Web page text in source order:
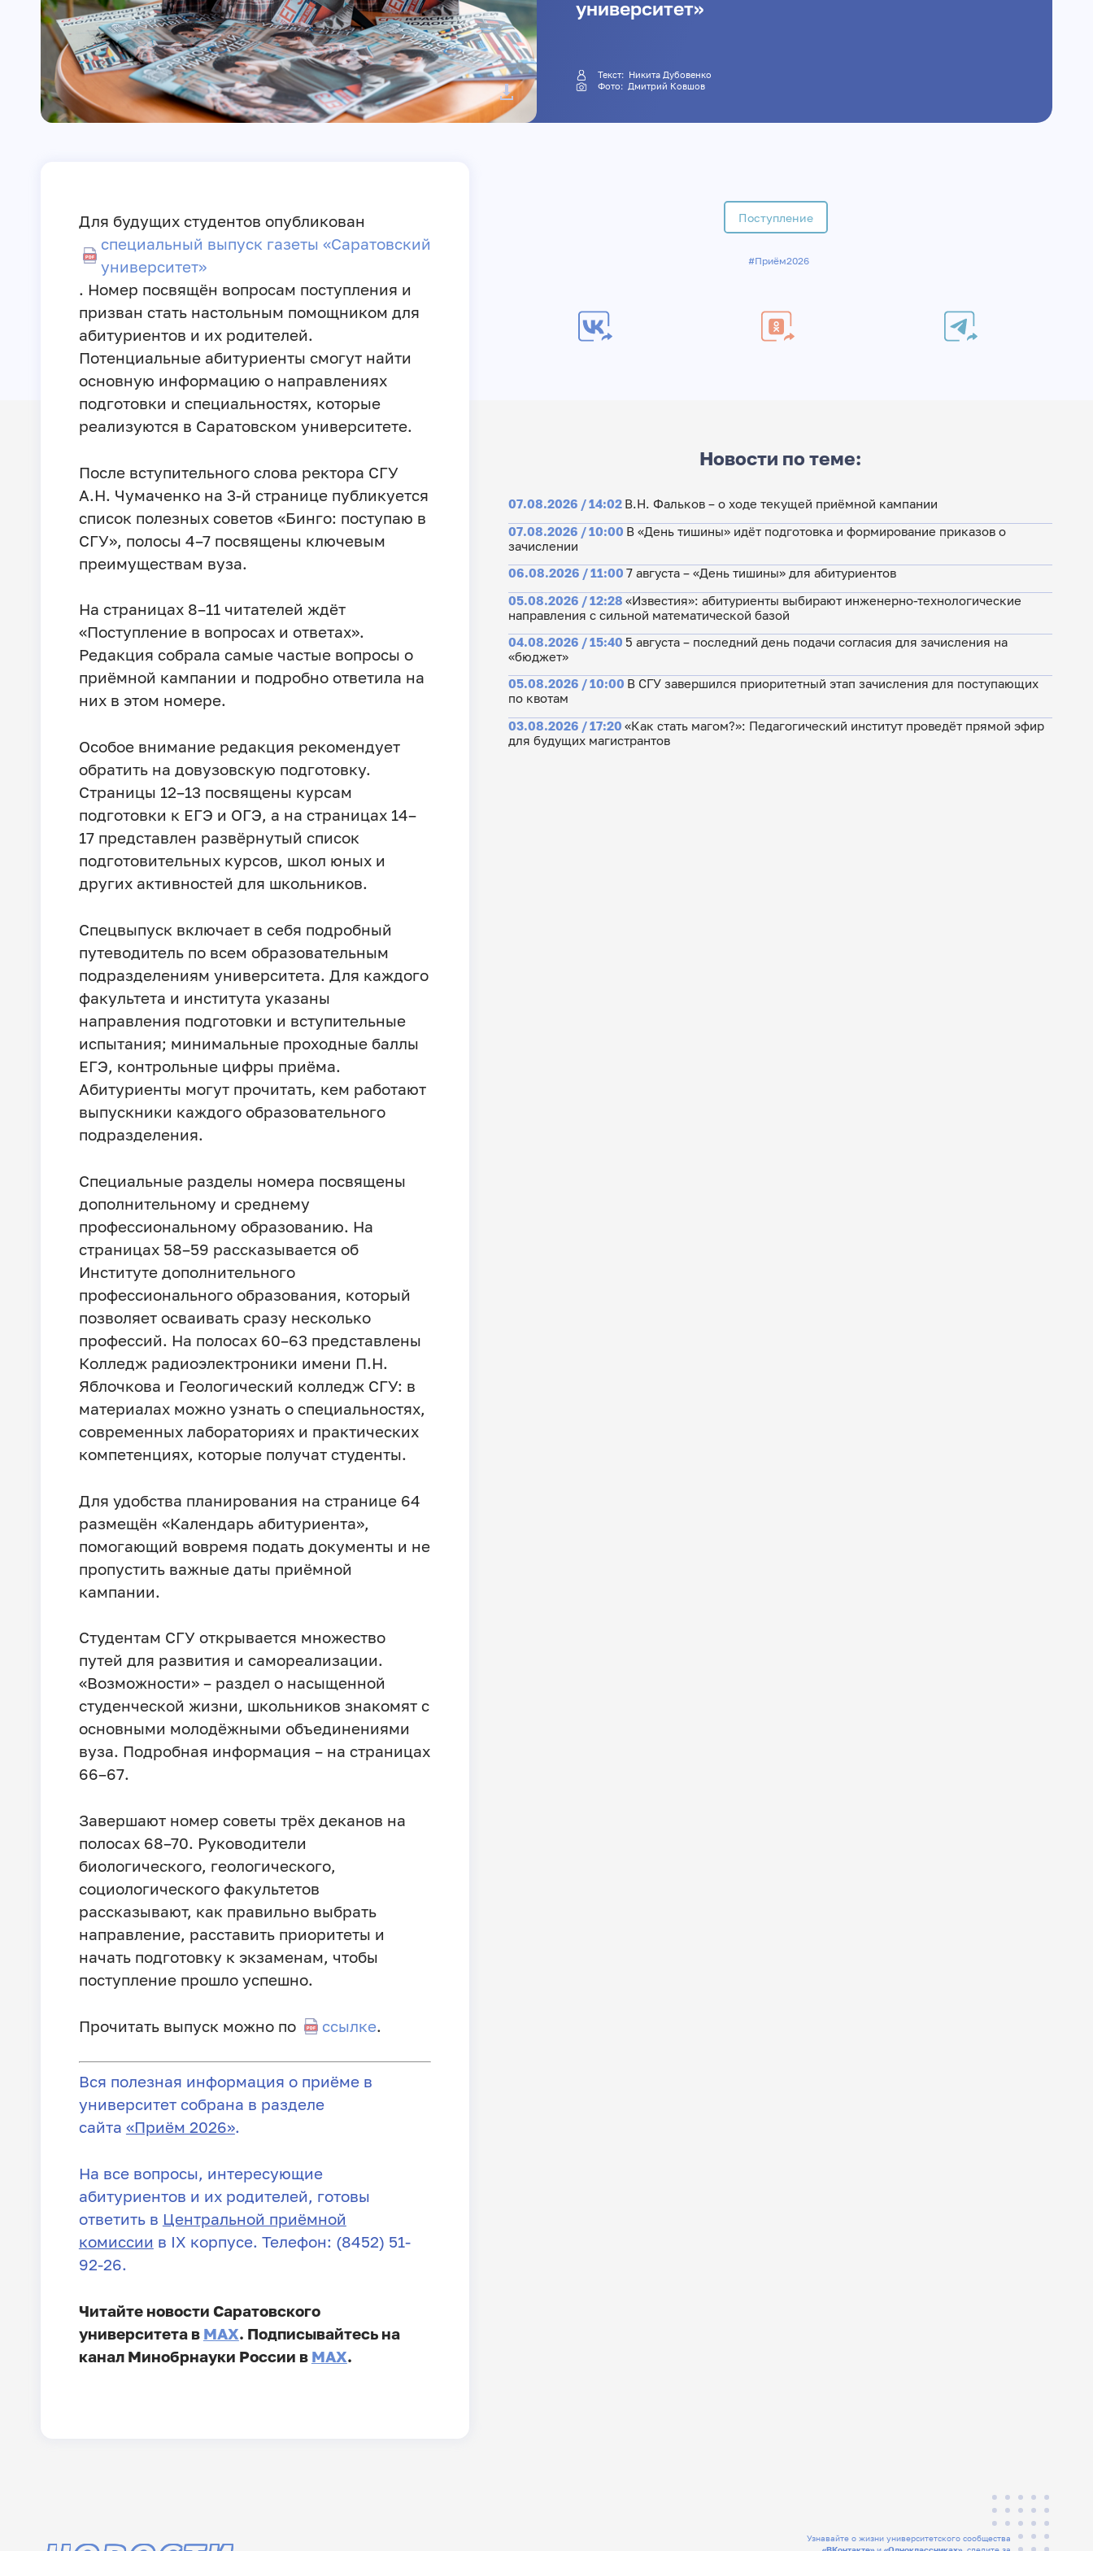
университет»
Текст: Никита Дубовенко
Фото: Дмитрий Ковшов
Для будущих студентов опубликован
специальный выпуск газеты «Саратовский
университет»
. Номер посвящён вопросам поступления и
призван стать настольным помощником для
абитуриентов и их родителей.
Потенциальные абитуриенты смогут найти
основную информацию о направлениях
подготовки и специальностях, которые
реализуются в Саратовском университете.
После вступительного слова ректора СГУ
А.Н. Чумаченко на 3-й странице публикуется
список полезных советов «Бинго: поступаю в
СГУ», полосы 4–7 посвящены ключевым
преимуществам вуза.
На страницах 8–11 читателей ждёт
«Поступление в вопросах и ответах».
Редакция собрала самые частые вопросы о
приёмной кампании и подробно ответила на
них в этом номере.
Особое внимание редакция рекомендует
обратить на довузовскую подготовку.
Страницы 12–13 посвящены курсам
подготовки к ЕГЭ и ОГЭ, а на страницах 14–
17 представлен развёрнутый список
подготовительных курсов, школ юных и
других активностей для школьников.
Спецвыпуск включает в себя подробный
путеводитель по всем образовательным
подразделениям университета. Для каждого
факультета и института указаны
направления подготовки и вступительные
испытания; минимальные проходные баллы
ЕГЭ, контрольные цифры приёма.
Абитуриенты могут прочитать, кем работают
выпускники каждого образовательного
подразделения.
Специальные разделы номера посвящены
дополнительному и среднему
профессиональному образованию. На
страницах 58–59 рассказывается об
Институте дополнительного
профессионального образования, который
позволяет осваивать сразу несколько
профессий. На полосах 60–63 представлены
Колледж радиоэлектроники имени П.Н.
Яблочкова и Геологический колледж СГУ: в
материалах можно узнать о специальностях,
современных лабораториях и практических
компетенциях, которые получат студенты.
Для удобства планирования на странице 64
размещён «Календарь абитуриента»,
помогающий вовремя подать документы и не
пропустить важные даты приёмной
кампании.
Студентам СГУ открывается множество
путей для развития и самореализации.
«Возможности» – раздел о насыщенной
студенческой жизни, школьников знакомят с
основными молодёжными объединениями
вуза. Подробная информация – на страницах
66–67.
Завершают номер советы трёх деканов на
полосах 68–70. Руководители
биологического, геологического,
социологического факультетов
рассказывают, как правильно выбрать
направление, расставить приоритеты и
начать подготовку к экзаменам, чтобы
поступление прошло успешно.
Прочитать выпуск можно по ссылке.
Вся полезная информация о приёме в
университет собрана в разделе
сайта «Приём 2026».
На все вопросы, интересующие
абитуриентов и их родителей, готовы
ответить в Центральной приёмной
комиссии в IX корпусе. Телефон: (8452) 51-
92-26.
Читайте новости Саратовского
университета в MAX. Подписывайтесь на
канал Минобрнауки России в MAX.
Поступление
#Приём2026
Новости по теме:
07.08.2026 / 14:02 В.Н. Фальков – о ходе текущей приёмной кампании
07.08.2026 / 10:00 В «День тишины» идёт подготовка и формирование приказов о
зачислении
06.08.2026 / 11:00 7 августа – «День тишины» для абитуриентов
05.08.2026 / 12:28 «Известия»: абитуриенты выбирают инженерно-технологические
направления с сильной математической базой
04.08.2026 / 15:40 5 августа – последний день подачи согласия для зачисления на
«бюджет»
05.08.2026 / 10:00 В СГУ завершился приоритетный этап зачисления для поступающих
по квотам
03.08.2026 / 17:20 «Как стать магом?»: Педагогический институт проведёт прямой эфир
для будущих магистрантов
Узнавайте о жизни университетского сообщества